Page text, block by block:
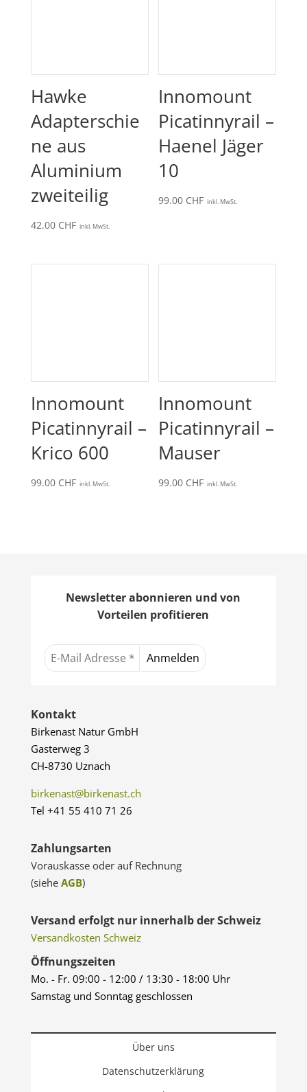
Hawke
Adapterschie
ne aus
Aluminium
zweiteilig
42.00 CHF inkl. MwSt.
Innomount
Picatinnyrail –
Haenel Jäger
10
99.00 CHF inkl. MwSt.
Innomount
Picatinnyrail –
Krico 600
99.00 CHF inkl. MwSt.
Innomount
Picatinnyrail –
Mauser
99.00 CHF inkl. MwSt.
Newsletter abonnieren und von
Vorteilen profitieren
Kontakt
Birkenast Natur GmbH
Gasterweg 3
CH-8730 Uznach
birkenast@birkenast.ch
Tel +41 55 410 71 26
Zahlungsarten
Vorauskasse oder auf Rechnung
(siehe AGB)
Versand erfolgt nur innerhalb der Schweiz
Versandkosten Schweiz
Öffnungszeiten
Mo. - Fr. 09:00 - 12:00 / 13:30 - 18:00 Uhr
Samstag und Sonntag geschlossen
Über uns
Datenschutzerklärung